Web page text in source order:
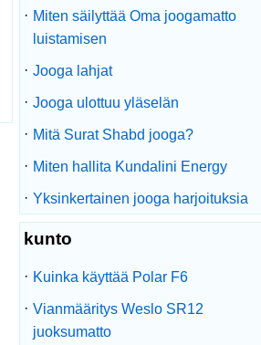
· Miten säilyttää Oma joogamatto
luistamisen
· Jooga lahjat
· Jooga ulottuu yläselän
· Mitä Surat Shabd jooga?
· Miten hallita Kundalini Energy
· Yksinkertainen jooga harjoituksia
kunto
· Kuinka käyttää Polar F6
· Vianmääritys Weslo SR12
juoksumatto